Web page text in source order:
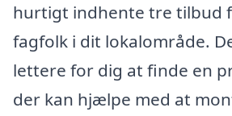
hurtigt indhente tre tilbud
fagfolk i dit lokalområde.
lettere for dig at finde en
der kan hjælpe med at